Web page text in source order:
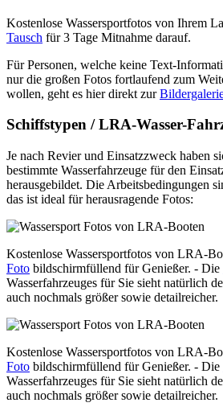
Kostenlose Wassersportfotos von Ihrem
Tausch für 3 Tage Mitnahme darauf.
Für Personen, welche keine Text-
nur die großen Fotos fortlaufend zum
wollen, geht es hier direkt zur
Schiffstypen / LRA-Wasser-
Je nach Revier und Einsatzzweck haben
bestimmte Wasserfahrzeuge für den
herausgebildet. Die Arbeitsbedingungen
das ist ideal für herausragende Fotos:
Kostenlose Wassersportfotos von LRA-
Foto bildschirmfüllend für Genießer. - Die
Wasserfahrzeuges für Sie sieht natürlich
auch nochmals größer sowie detailreicher.
Kostenlose Wassersportfotos von LRA-
Foto bildschirmfüllend für Genießer. - Die
Wasserfahrzeuges für Sie sieht natürlich
auch nochmals größer sowie detailreicher.